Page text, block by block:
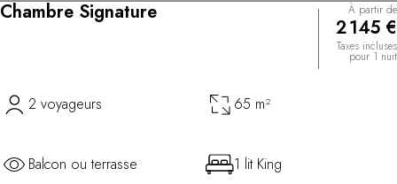
Chambre Signature À partir de
2 145 €
Taxes incluses
pour 1 nuit
2 voyageurs 65 m²
Balcon ou terrasse 1 lit King